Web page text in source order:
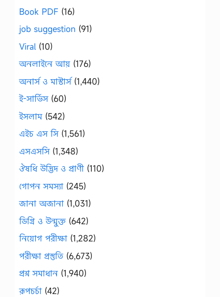
Book PDF (16)
job suggestion (91)
Viral (10)
অনলাইনে আয় (176)
অনার্স ও মাস্টার্স(1,440)
ই-সার্ভিস(60)
ইসলাম(542)
এইচ এস সি(1,561)
এসএসসি(1,348)
ঔষধি উদ্ভিদ ও প্রাণী (110)
গোপন সমস্যা (245)
জানা অজানা (1,031)
ডিগ্রি ও উন্মুক্ত (642)
নিয়োগ পরীক্ষা (1,282)
পরীক্ষা প্রস্তুতি (6,673)
প্রশ্ন সমাধান (1,940)
রূপচর্চা (42)